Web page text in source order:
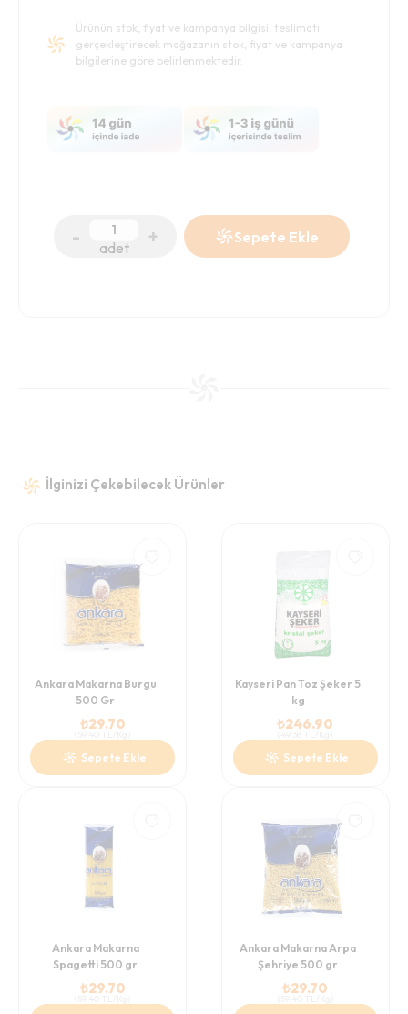
Ürünün stok, fiyat ve kampanya bilgisi, teslimatı
gerçekleştirecek mağazanın stok, fiyat ve kampanya
bilgilerine göre belirlenmektedir.
- adet + Sepete Ekle
İlginizi Çekebilecek Ürünler
Ankara Makarna Burgu
500 Gr
₺29.70
Sepete Ekle
Kayseri Pan Toz Şeker 5
kg
₺246.90
Sepete Ekle
Ankara Makarna
Spagetti 500 gr
₺29.70
Ankara Makarna Arpa
Şehriye 500 gr
₺29.70